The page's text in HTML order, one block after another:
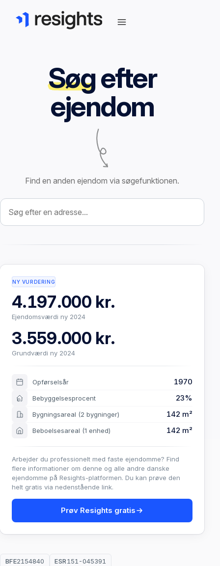
Søgefter
ejendom
Find en anden ejendom via søgefunktionen.
Søg efter ejendom
BFE2154840 ESR151-045391
NY VURDERING
4.197.000 kr.
Ejendomsværdi ny 2024
3.559.000 kr.
Grundværdi ny 2024
Opførselsår 1970
Bebyggelsesprocent 23%
Bygningsareal (2 bygninger) 142 m²
Beboelsesareal (1 enhed) 142 m²
Arbejder du professionelt med faste ejendomme? Find
flere informationer om denne og alle andre danske
ejendomme på Resights-platformen. Du kan prøve den
helt gratis via nedenstående link.
Prøv Resights gratis